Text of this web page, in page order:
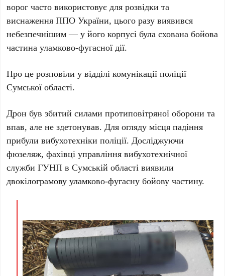
ворог часто використовує для розвідки та
виснаження ППО України, цього разу виявився
небезпечнішим — у його корпусі була схована бойова
частина уламково-фугасної дії.
Про це розповіли у відділі комунікації поліції
Сумської області.
Дрон був збитий силами протиповітряної оборони та
впав, але не здетонував. Для огляду місця падіння
прибули вибухотехніки поліції. Досліджуючи
фюзеляж, фахівці управління вибухотехнічної
служби ГУНП в Сумській області виявили
двокілограмову уламково-фугасну бойову частину.